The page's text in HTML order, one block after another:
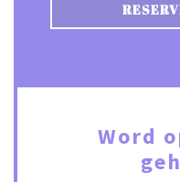
Word